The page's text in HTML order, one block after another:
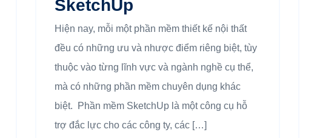
SketchUp
Hiện nay, mỗi một phần mềm thiết kế nội thất
đều có những ưu và nhược điểm riêng biệt, tùy
thuộc vào từng lĩnh vực và ngành nghề cụ thể,
mà có những phần mềm chuyên dụng khác
biệt. Phần mềm SketchUp là một công cụ hỗ
trợ đắc lực cho các công ty, các […]